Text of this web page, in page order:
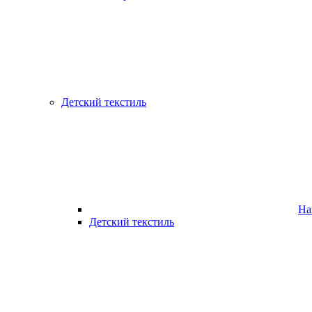
Детский текстиль
Детский текстиль